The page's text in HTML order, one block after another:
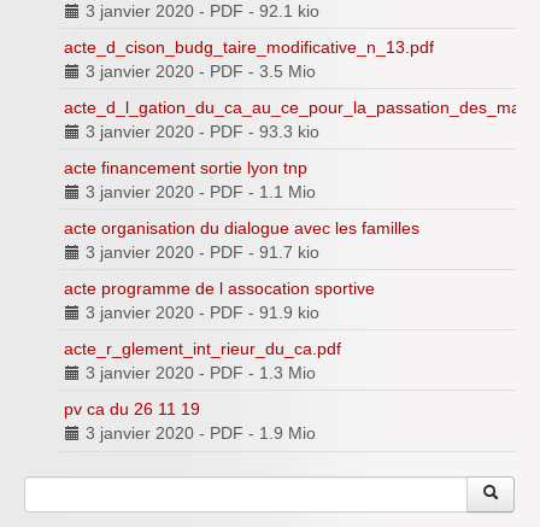
3 janvier 2020 - PDF - 92.1 kio
acte_d_cison_budg_taire_modificative_n_13.pdf
3 janvier 2020 - PDF - 3.5 Mio
3 janvier 2020 - PDF - 93.3 kio
acte financement sortie lyon tnp
3 janvier 2020 - PDF - 1.1 Mio
acte organisation du dialogue avec les familles
3 janvier 2020 - PDF - 91.7 kio
acte programme de l assocation sportive
3 janvier 2020 - PDF - 91.9 kio
acte_r_glement_int_rieur_du_ca.pdf
3 janvier 2020 - PDF - 1.3 Mio
pv ca du 26 11 19
3 janvier 2020 - PDF - 1.9 Mio